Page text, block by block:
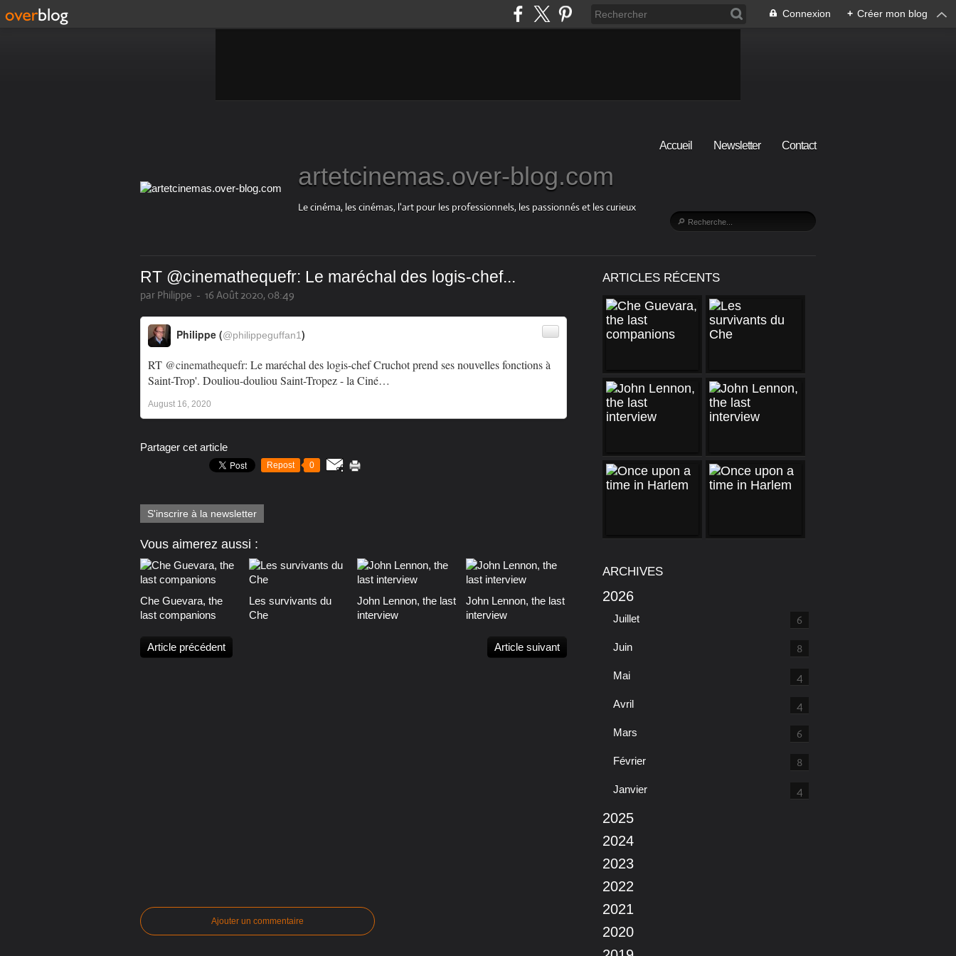
Connexion + Créer mon blog
Accueil Newsletter Contact
artetcinemas.over-blog.com
Le cinéma, les cinémas, l'art pour les professionnels, les passionnés et les curieux
RT @cinemathequefr: Le maréchal des logis-chef...
par Philippe - 16 Août 2020, 08:49
RT @cinemathequefr: Le maréchal des logis-chef Cruchot prend ses nouvelles fonctions à
Saint-Trop'. Douliou-douliou Saint-Tropez - la Ciné…
Philippe (@philippeguffan1)
August 16, 2020
Partager cet article
Repost 0
S'inscrire à la newsletter
Vous aimerez aussi :
Che Guevara, the
last companions
Les survivants du
Che
John Lennon, the last
interview
John Lennon, the last
interview
Article précédent Article suivant
Ajouter un commentaire
ARTICLES RÉCENTS
ARCHIVES
2026
Juillet 6
Juin 8
Mai 4
Avril 4
Mars 6
Février 8
Janvier 4
2025
2024
2023
2022
2021
2020